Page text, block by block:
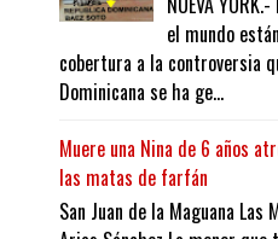
el mundo
cobertura a la controversia
Dominicana se ha ge...
Muere una Nina de 6 años
las matas de farfán
San Juan de la Maguana